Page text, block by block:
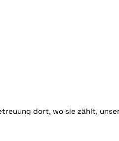
dort, wo sie zählt,